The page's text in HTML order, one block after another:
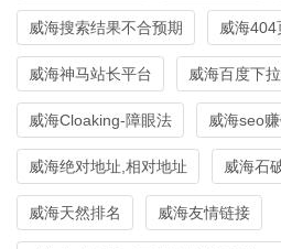
威海搜索结果不合预期 威海404
威海神马站长平台 威海百度下
威海Cloaking-障眼法 威海seo
威海绝对地址,相对地址 威海石
威海天然排名 威海友情链接